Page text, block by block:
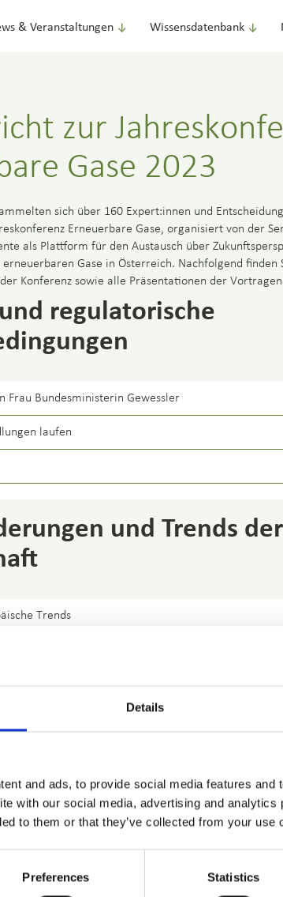
Details
and ads, to provide social media features and
with our social media, advertising and
to them or that they’ve collected from your use
Preferences Statistics
& Veranstaltungen Wissensdatenbank
zur
Gase 2023
sich über 160 Expert:innen und
Erneuerbare Gase, organisiert von der
als Plattform für den Austausch über
Gase in Österreich. Nachfolgend finden
Konferenz sowie alle Präsentationen der
regulatorische
Frau Bundesministerin Gewessler
laufen
und Trends der
Trends
Österreich-Status Quo und Ausblick
aus Österreich
von Wien Energie